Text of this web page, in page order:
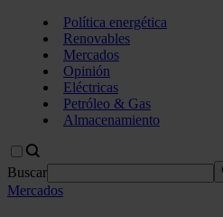
Política energética
Renovables
Mercados
Opinión
Eléctricas
Petróleo & Gas
Almacenamiento
Buscar
Mercados